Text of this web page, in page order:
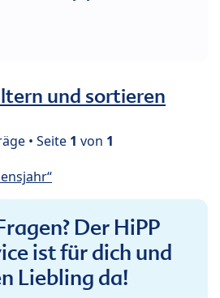
und sortieren
• Seite 1 von 1
Der HiPP
ist für dich und
Liebling da!